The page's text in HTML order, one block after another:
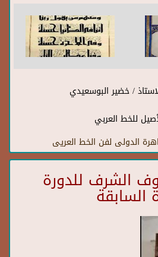
/ خضير البوسعيدي
للخط العربي
الدولى لفن الخط العريى
الشرف للدورة
السابقة